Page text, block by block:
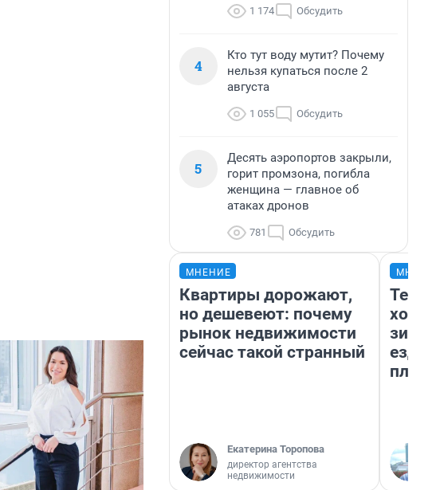
1 174 Обсудить
4
Кто тут воду мутит? Почему
нельзя купаться после 2
августа
1 055 Обсудить
5
Десять аэропортов закрыли,
горит промзона, погибла
женщина — главное об
атаках дронов
781 Обсудить
МНЕНИЕ
Квартиры дорожают,
но дешевеют: почему
рынок недвижимости
сейчас такой странный
Екатерина Торопова
директор агентства
недвижимости
ездит